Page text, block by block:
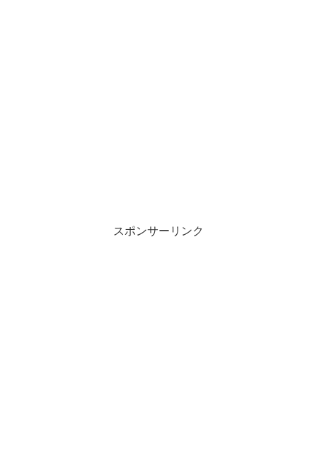
スポンサーリンク